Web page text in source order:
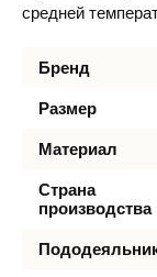
средней
Бренд
Размер
Материал
Страна
производства